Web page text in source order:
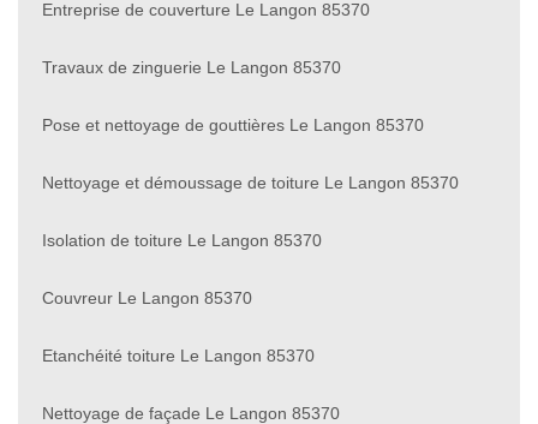
Entreprise de couverture Le Langon 85370
Travaux de zinguerie Le Langon 85370
Pose et nettoyage de gouttières Le Langon 85370
Nettoyage et démoussage de toiture Le Langon 85370
Isolation de toiture Le Langon 85370
Couvreur Le Langon 85370
Etanchéité toiture Le Langon 85370
Nettoyage de façade Le Langon 85370